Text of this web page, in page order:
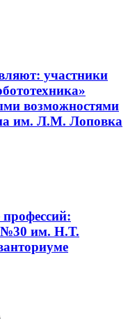
участники
возможностями
им. Л.М. Лоповка
№30 им. Н.Т.